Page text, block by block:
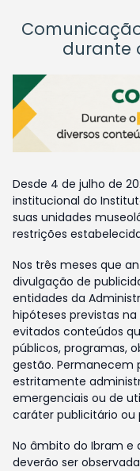
durante
Desde 4 de julho de
institucional do
suas unidades
restrições
Nos três meses que
divulgação de
entidades da
hipóteses previstas
evitados conteúdos
públicos, programas,
gestão. Permanecem
estritamente
emergenciais ou de
caráter publicitário ou
No âmbito do Ibram e
deverão ser